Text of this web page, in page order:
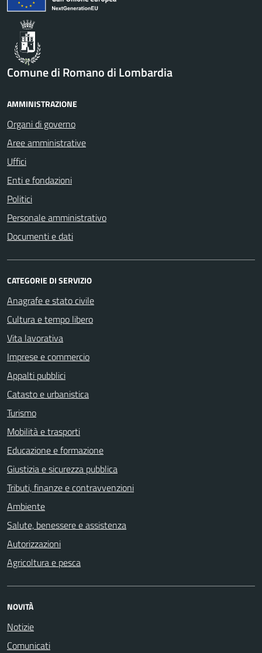
Comune di Romano di Lombardia
AMMINISTRAZIONE
Organi di governo
Aree amministrative
Uffici
Enti e fondazioni
Politici
Personale amministrativo
Documenti e dati
CATEGORIE DI SERVIZIO
Anagrafe e stato civile
Cultura e tempo libero
Vita lavorativa
Imprese e commercio
Appalti pubblici
Catasto e urbanistica
Turismo
Mobilità e trasporti
Educazione e formazione
Giustizia e sicurezza pubblica
Tributi, finanze e contravvenzioni
Ambiente
Salute, benessere e assistenza
Autorizzazioni
Agricoltura e pesca
NOVITÀ
Notizie
Comunicati